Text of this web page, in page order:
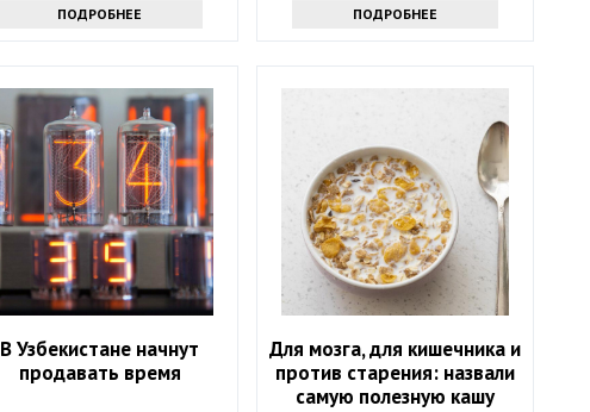
ПОДРОБНЕЕ ПОДРОБНЕЕ
В Узбекистане начнут
продавать время
Для мозга, для кишечника и
против старения: назвали
самую полезную кашу